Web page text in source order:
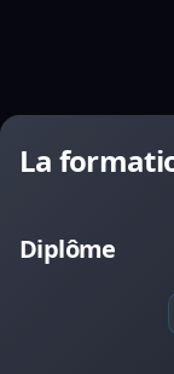
La
Diplôme